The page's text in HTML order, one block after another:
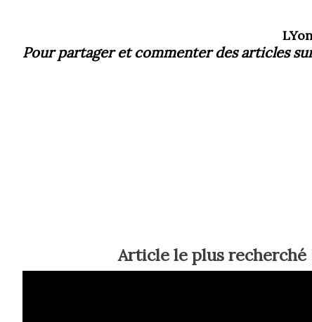
Pour partager et commenter des articles
Article le plus recherché